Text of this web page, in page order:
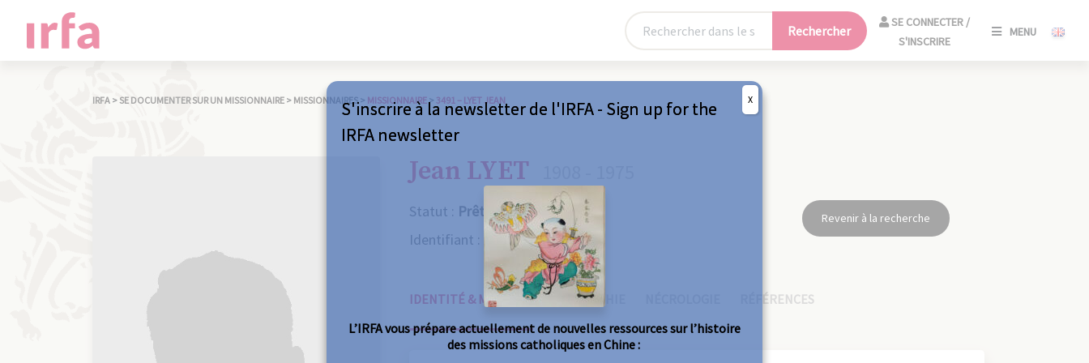
Rechercher
SE CONNECTER /
S'INSCRIRE
MENU
IRFA >SE DOCUMENTER SUR UN MISSIONNAIRE > MISSIONNAIRES > MISSIONNAIRE> 3491 – LYET JEAN
Jean LYET
Statut : Prêtre
Identifiant : 3491
Revenir à la recherche
IDENTITÉ & MISSIONS BIOGRAPHIE RÉFÉRENCES
S'inscrire à la newsletter de l'IRFA - Sign up for the
IRFA newsletter
L’IRFA vous prépare actuellement de nouvelles ressources sur l’histoire
des missions catholiques en Chine :
X